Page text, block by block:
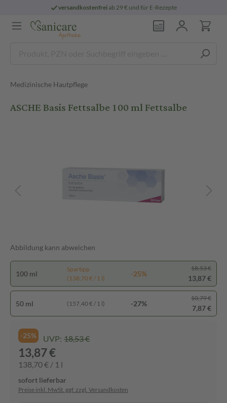
versandkostenfreiab 29 € und für E-Rezepte
Medizinische Hautpflege
ASCHE Basis Fettsalbe 100 ml Fettsalbe
Abbildung kann abweichen
100 ml
Spartipp
(138,70 € / 1 l)
-25%
18,53 €
13,87 €
50 ml (157,40 € / 1 l) -27%
10,79 €
7,87 €
-25% UVP: 18,53 €
13,87 €
138,70 € / 1 l
sofort lieferbar
Preise inkl. MwSt. ggf. zzgl. Versandkosten